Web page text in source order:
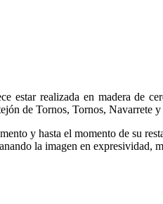
estar realizada en madera de
de Tornos, Tornos, Navarrete
y hasta el momento de su
la imagen en expresividad,